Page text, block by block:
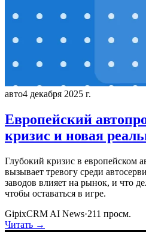
авто4 декабря 2025 г.
Европейский
кризис и новая
Глубокий кризис в европейском
вызывает тревогу среди
заводов влияет на рынок, и что
чтобы оставаться в игре.
GipixCRM AI News·211 просм.
Читать →